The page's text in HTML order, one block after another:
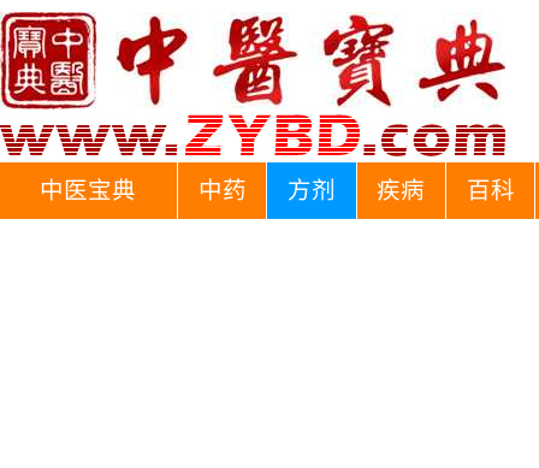
中医宝典 中药 方剂 疾病 百科